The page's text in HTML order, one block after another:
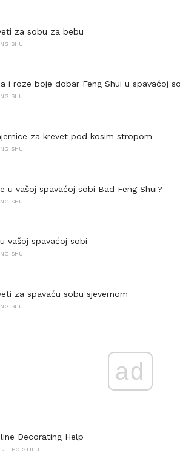
za sobu za bebu
SHUI
i roze boje dobar Feng Shui u spavaćoj
SHUI
za krevet pod kosim stropom
SHUI
u vašoj spavaćoj sobi Bad Feng Shui?
SHUI
vašoj spavaćoj sobi
SHUI
za spavaću sobu sjevernom
SHUI
ad
Decorating Help
PO STILU